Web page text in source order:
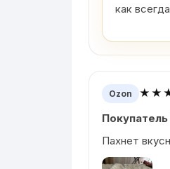
как
Ozon
Пахнет